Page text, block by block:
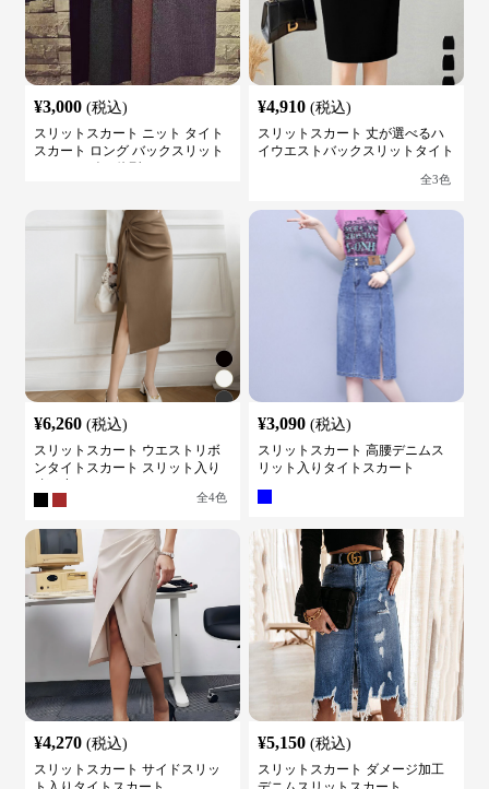
¥3,000 (税込)
スリットスカート ニット タイト
スカート ロング バックスリット
¥4,910 (税込)
スリットスカート 丈が選べるハ
イウエストバックスリットタイト
全3色
¥6,260 (税込)
スリットスカート ウエストリボ
ンタイトスカート スリット入り
全4色
¥3,090 (税込)
スリットスカート 高腰デニムス
リット入りタイトスカート
¥4,270 (税込)
スリットスカート サイドスリッ
¥5,150 (税込)
スリットスカート ダメージ加工